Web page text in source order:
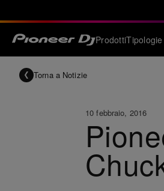
Prodotti
Torna a Notizie
10 febbraio, 2016